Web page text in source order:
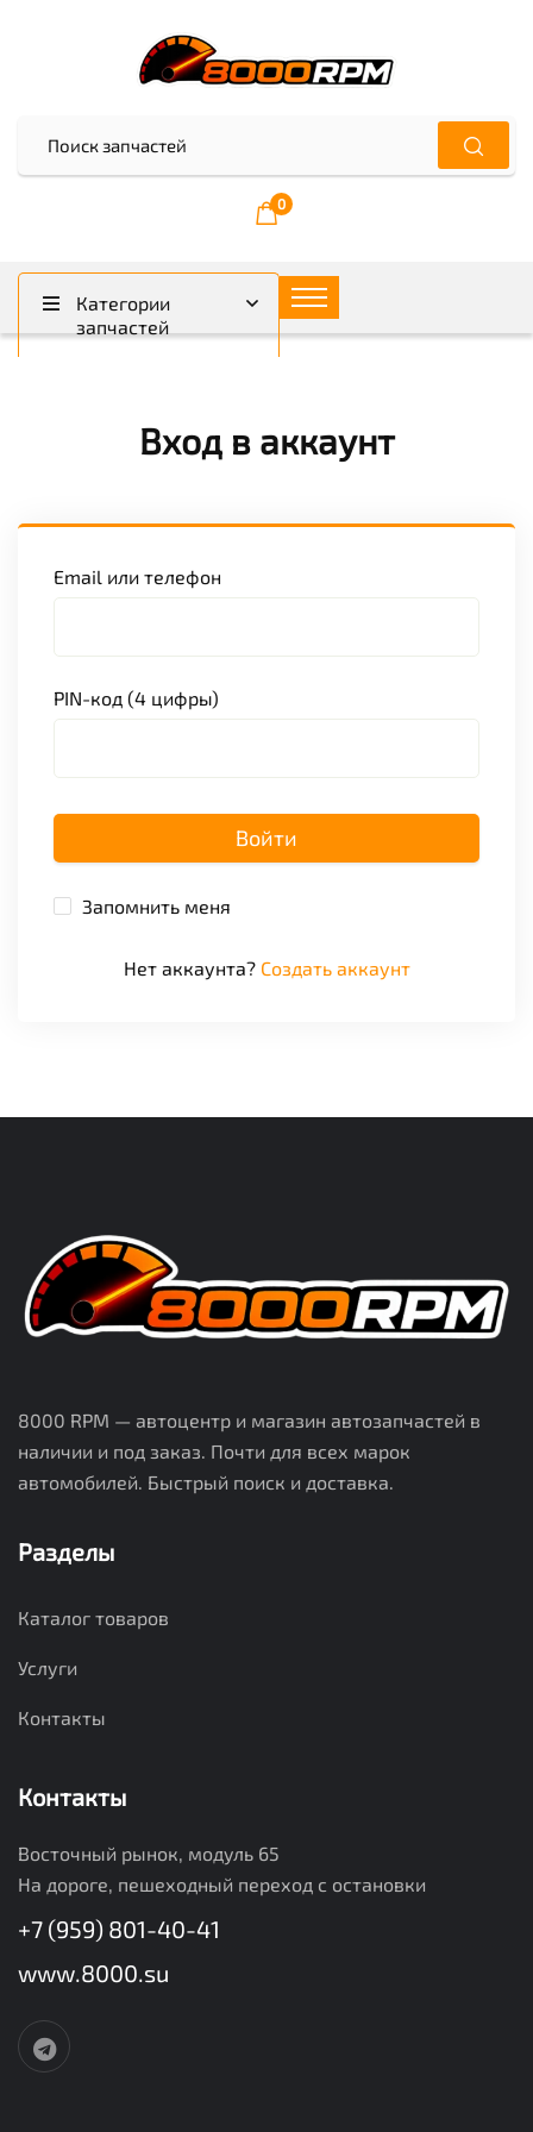
0
Категории
запчастей
Вход в аккаунт
Email или телефон
PIN-код (4 цифры)
Войти
Запомнить меня
Нет аккаунта? Создать аккаунт
8000 RPM — автоцентр и магазин автозапчастей в
наличии и под заказ. Почти для всех марок
автомобилей. Быстрый поиск и доставка.
Разделы
Каталог товаров
Услуги
Контакты
Контакты
Восточный рынок, модуль 65
На дороге, пешеходный переход с остановки
+7 (959) 801-40-41
www.8000.su